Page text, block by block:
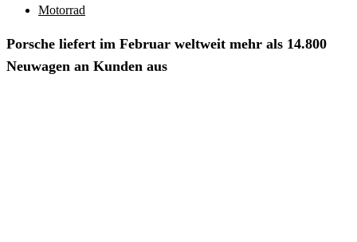
Motorrad
Porsche liefert im Februar weltweit mehr als 14.800
Neuwagen an Kunden aus